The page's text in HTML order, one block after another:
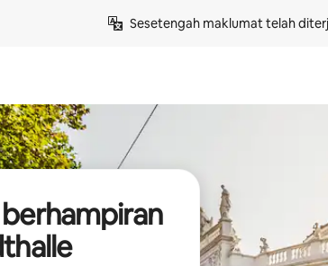
Sesetengah maklumat telah